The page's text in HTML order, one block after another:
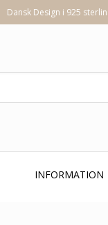
Dansk Design i 925
INFORMATION